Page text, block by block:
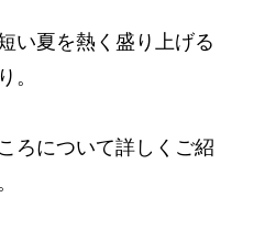
い夏を熱く盛り上げる
。
ろについて詳しくご紹